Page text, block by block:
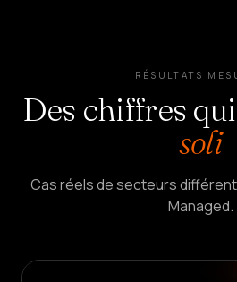
RÉSULTATS
Des chiffres qui
soli
Cas réels de secteurs
Managed.